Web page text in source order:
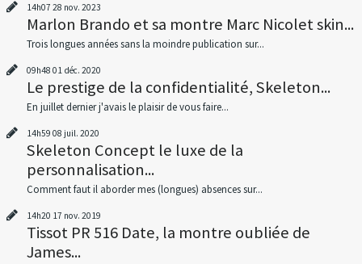
14h07 28 nov. 2023
Marlon Brando et sa montre Marc Nicolet skin...
Trois longues années sans la moindre publication sur...
09h48 01 déc. 2020
Le prestige de la confidentialité, Skeleton...
En juillet dernier j'avais le plaisir de vous faire...
14h59 08 juil. 2020
Skeleton Concept le luxe de la
personnalisation...
Comment faut il aborder mes (longues) absences sur...
14h20 17 nov. 2019
Tissot PR 516 Date, la montre oubliée de
James...